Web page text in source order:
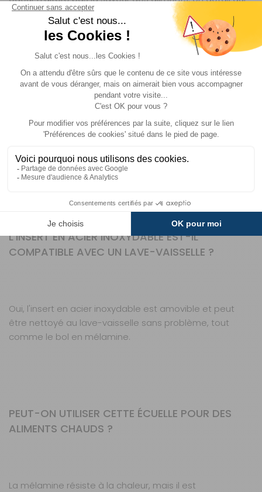
fait la différence pour le bien-être de votre compagnon,
surtout après une journée de randonnée ou de route.
Brunner est une marque allemande reconnue pour ses
équipements dédiés aux camping-cars, caravanes et
véhicules de loisirs. Spécialisée dans les solutions
pratiques et durables, elle allie innovation et robustesse
pour répondre aux besoins des voyageurs exigeants.
plus variées, sont plébiscités par les camping-caristes
QUESTIONS FRÉQUENTES SUR CE PRODUIT
L'INSERT EN ACIER INOXYDABLE EST-IL
COMPATIBLE AVEC UN LAVE-VAISSELLE ?
Oui, l'insert en acier inoxydable est amovible et peut
être nettoyé au lave-vaisselle sans problème, tout
comme le bol en mélamine.
PEUT-ON UTILISER CETTE ÉCUELLE POUR DES
ALIMENTS CHAUDS ?
La mélamine résiste à la chaleur, mais il est